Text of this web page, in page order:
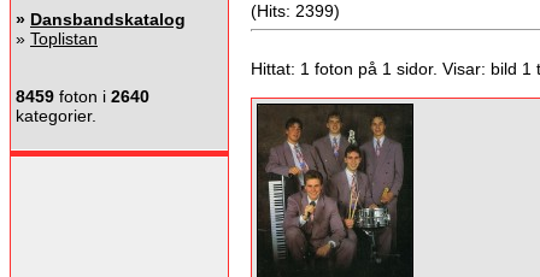
» Dansbandskatalog
» Toplistan
8459 foton i 2640
kategorier.
(Hits: 2399)
Hittat: 1 foton på 1 sidor. Visar: bild 1